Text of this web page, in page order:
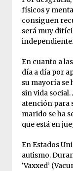
físicos y
consiguen
será muy
independiente.
En cuanto a
día a día por
su mayoría se
sin vida social.
atención para
marido se ha
que está en
En Estados
autismo.
‘Vaxxed’